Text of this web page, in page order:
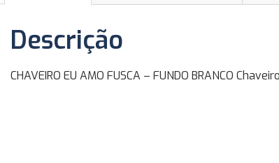
Descrição
CHAVEIRO EU AMO FUSCA – FUNDO BRANCO